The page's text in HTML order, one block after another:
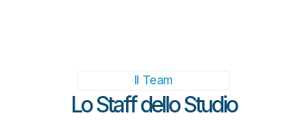
Il Team
Lo Staff dello Studio